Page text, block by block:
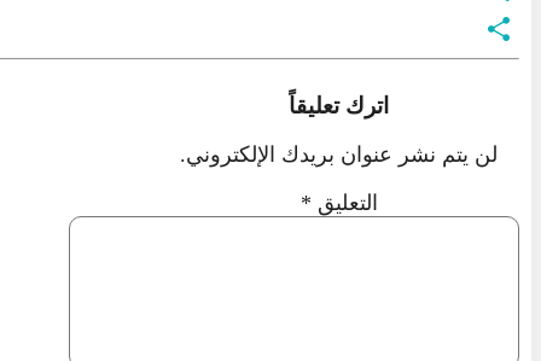
اترك تعليقاً
لن يتم نشر عنوان بريدك الإلكتروني.
التعليق *